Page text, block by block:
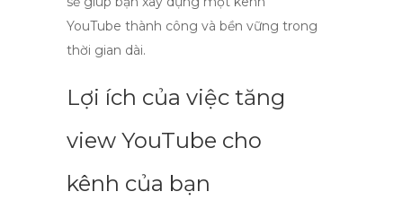
YouTube thành công và bền vững trong
thời gian dài.
Lợi ích của việc tăng
view YouTube cho
kênh của bạn